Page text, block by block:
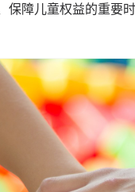
保障儿童权益的重要